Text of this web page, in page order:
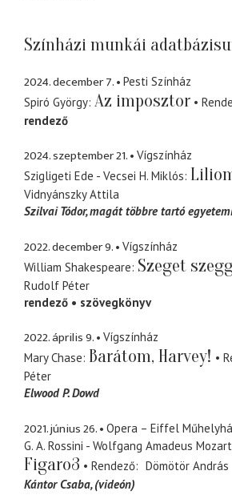
Színházi munkái
2024. december 7.
Pesti Színház
Spiró György Az imposztor
rendező
2024. szeptember 21.
Vígszínház
Szigligeti Ede - Vecsei H. Miklós
Vidnyánszky Attila
Szilvai Tódor magát többre tartó
2022. december 9.
Vígszínház
William Shakespeare Szeget
Rudolf Péter
rendező
szövegkönyv
2022. április 9.
Vígszínház
Mary Chase Barátom, Harvey!
Péter
Elwood P. Dowd
2021. június 26.
Opera – Eiffel
G. A. Rossini - Wolfgang Amadeus
Figaro3 Rendező
Dömötör András
Kántor Csaba (videón)